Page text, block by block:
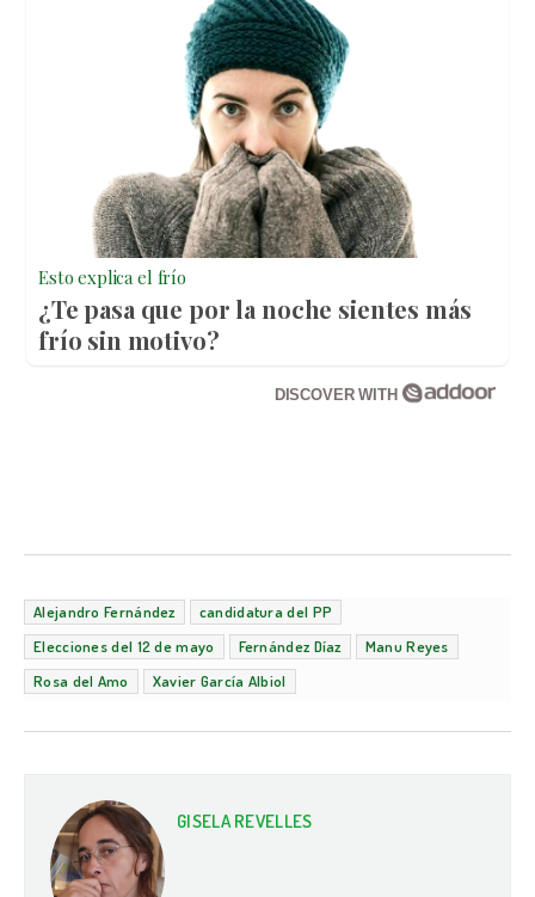
Esto explica el frío
¿Te pasa que por la noche sientes más
frío sin motivo?
DISCOVER WITH
Alejandro Fernández
candidatura del PP
Elecciones del 12 de mayo
Fernández Díaz
Manu Reyes
Rosa del Amo
Xavier García Albiol
GISELA REVELLES